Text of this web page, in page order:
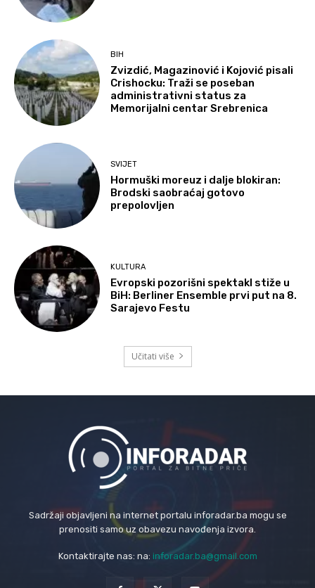
BIH
Zvizdić, Magazinović i Kojović pisali
Crishocku: Traži se poseban
administrativni status za
Memorijalni centar Srebrenica
SVIJET
Hormuški moreuz i dalje blokiran:
Brodski saobraćaj gotovo
prepolovljen
KULTURA
Evropski pozorišni spektakl stiže u
BiH: Berliner Ensemble prvi put na 8.
Sarajevo Festu
Učitati više
Sadržaji objavljeni na internet portalu inforadar.ba mogu se
prenositi samo uz obavezu navođenja izvora.
Kontaktirajte nas: na: inforadar.ba@gmail.com